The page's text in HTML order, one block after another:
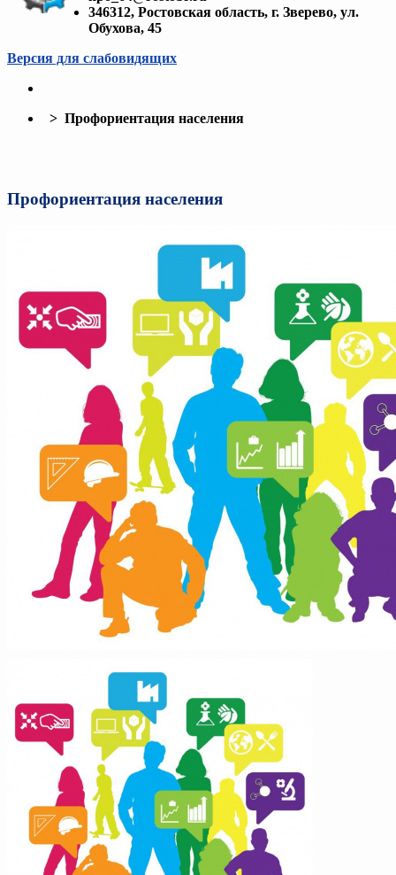
346312, Ростовская область, г. Зверево, ул.
Обухова, 45
Версия для слабовидящих
> Профориентация населения
Профориентация населения